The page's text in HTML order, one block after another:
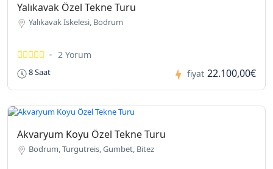
Yalıkavak Özel Tekne Turu
Yalıkavak Iskelesi, Bodrum
2 Yorum
8 Saat fiyat 22.100,00€
Akvaryum Koyu Özel Tekne Turu
Bodrum, Turgutreis, Gumbet, Bitez